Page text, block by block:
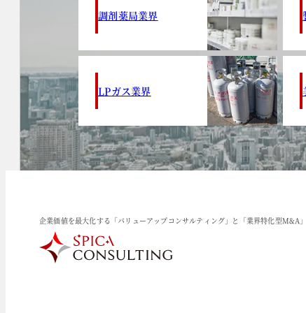
調剤薬局業界
LPガス業界
企業価値を最大化する「バリューアップコンサルティング」と「業界特化型M&A」